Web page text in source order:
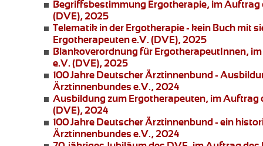
Begriffsbestimmung Ergotherapie, im Auftrag
(DVE), 2025
Telematik in der Ergotherapie- kein Buch mit
Ergotherapeuten e.V. (DVE), 2025
Blankoverordnung für ErgotherapeutInnen,
e.V. (DVE), 2025
100 Jahre Deutscher Ärztinnenbund-
Ärztinnenbundes e.V., 2024
Ausbildung zum Ergotherapeuten, im Auftrag
(DVE), 2024
100 Jahre Deutscher Ärztinnenbund- ein
Ärztinnenbundes e.V., 2024